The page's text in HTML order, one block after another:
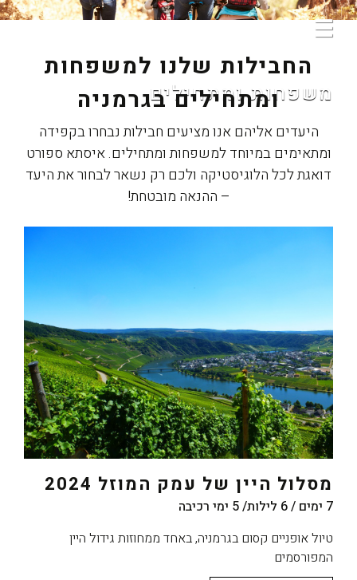
☰
מרוקו
קצת עלינו
משפחות ומתחילים
החבילות שלנו למשפחות
ומתחילים בגרמניה
היעדים אליהם אנו מציעים חבילות נבחרו בקפידה
ומתאימים במיוחד למשפחות ומתחילים. איסתא ספורט
דואגת לכל הלוגיסטיקה ולכם רק נשאר לבחור את היעד
– ההנאה מובטחת!
מסלול היין של עמק המוזל 2024
7 ימים / 6 לילות/ 5 ימי רכיבה
טיול אופניים קסום בגרמניה, באחד ממחוזות גידול היין
המפורסמים